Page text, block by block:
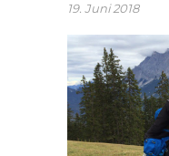
19. Juni 2018